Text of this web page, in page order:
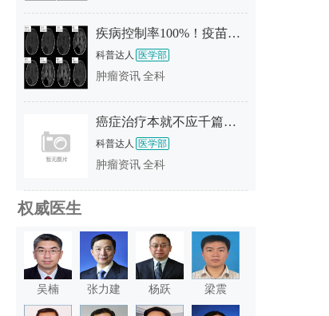
疾病控制率100%！疫苗、CAR-T、NK改写“死亡剧本”！2026脑瘤五大颠覆性疗法盘点
科普达人 医学部
肿瘤资讯 全科
癌症治疗本就不应千篇一律，揭秘mRNA癌症疫苗XH001，AI定制的专属“抗癌护卫”
科普达人 医学部
肿瘤资讯 全科
权威医生
吴楠 张力建 杨跃 梁震